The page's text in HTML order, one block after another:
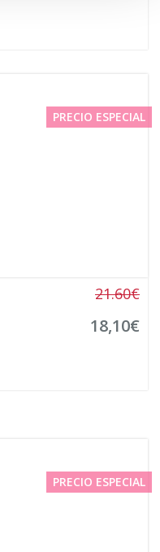
PRECIO ESPECIAL
21.60€
18,10€
PRECIO ESPECIAL